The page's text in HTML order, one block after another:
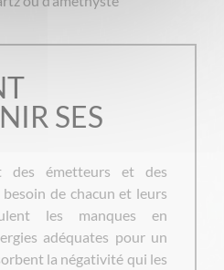
SES
des émetteurs et des
de chacun et leurs
les manques en
adéquates pour un
la négativité qui les